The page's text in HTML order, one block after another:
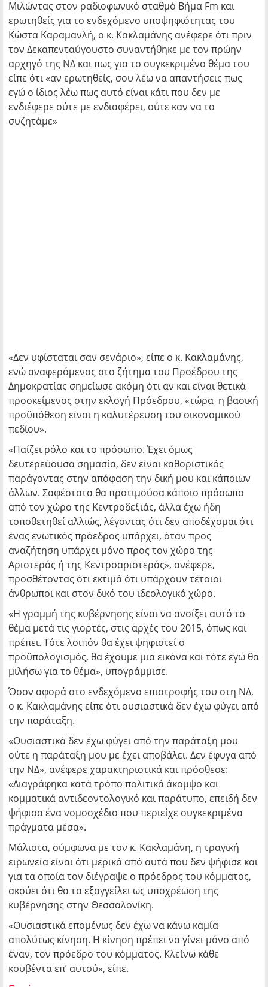
Μιλώντας στον ραδιοφωνικό σταθμό Βήμα Fm και
ερωτηθείς για το ενδεχόμενο υποψηφιότητας του
Κώστα Καραμανλή, ο κ. Κακλαμάνης ανέφερε ότι πριν
τον Δεκαπενταύγουστο συναντήθηκε με τον πρώην
αρχηγό της ΝΔ και πως για το συγκεκριμένο θέμα του
είπε ότι «αν ερωτηθείς, σου λέω να απαντήσεις πως
εγώ ο ίδιος λέω πως αυτό είναι κάτι που δεν με
ενδιέφερε ούτε με ενδιαφέρει, ούτε καν να το
συζητάμε»
«Δεν υφίσταται σαν σενάριο», είπε ο κ. Κακλαμάνης,
ενώ αναφερόμενος στο ζήτημα του Προέδρου της
Δημοκρατίας σημείωσε ακόμη ότι αν και είναι θετικά
προσκείμενος στην εκλογή Πρόεδρου, «τώρα η βασική
προϋπόθεση είναι η καλυτέρευση του οικονομικού
πεδίου».
«Παίζει ρόλο και το πρόσωπο. Έχει όμως
δευτερεύουσα σημασία, δεν είναι καθοριστικός
παράγοντας στην απόφαση την δική μου και κάποιων
άλλων. Σαφέστατα θα προτιμούσα κάποιο πρόσωπο
από τον χώρο της Κεντροδεξιάς, άλλα έχω ήδη
τοποθετηθεί αλλιώς, λέγοντας ότι δεν αποδέχομαι ότι
ένας ενωτικός πρόεδρος υπάρχει, όταν προς
αναζήτηση υπάρχει μόνο προς τον χώρο της
Αριστεράς ή της Κεντροαριστεράς», ανέφερε,
προσθέτοντας ότι εκτιμά ότι υπάρχουν τέτοιοι
άνθρωποι και στον δικό του ιδεολογικό χώρο.
«Η γραμμή της κυβέρνησης είναι να ανοίξει αυτό το
θέμα μετά τις γιορτές, στις αρχές του 2015, όπως και
πρέπει. Τότε λοιπόν θα έχει ψηφιστεί ο
προϋπολογισμός, θα έχουμε μια εικόνα και τότε εγώ θα
μιλήσω για το θέμα», υπογράμμισε.
Όσον αφορά στο ενδεχόμενο επιστροφής του στη ΝΔ,
ο κ. Κακλαμάνης είπε ότι ουσιαστικά δεν έχω φύγει από
την παράταξη.
«Ουσιαστικά δεν έχω φύγει από την παράταξη μου
ούτε η παράταξη μου με έχει αποβάλει. Δεν έφυγα από
την ΝΔ», ανέφερε χαρακτηριστικά και πρόσθεσε:
«Διαγράφηκα κατά τρόπο πολιτικά άκομψο και
κομματικά αντιδεοντολογικό και παράτυπο, επειδή δεν
ψήφισα ένα νομοσχέδιο που περιείχε συγκεκριμένα
πράγματα μέσα».
Μάλιστα, σύμφωνα με τον κ. Κακλαμάνη, η τραγική
ειρωνεία είναι ότι μερικά από αυτά που δεν ψήφισε και
για τα οποία τον διέγραψε ο πρόεδρος του κόμματος,
ακούει ότι θα τα εξαγγείλει ως υποχρέωση της
κυβέρνησης στην Θεσσαλονίκη.
«Ουσιαστικά επομένως δεν έχω να κάνω καμία
απολύτως κίνηση. Η κίνηση πρέπει να γίνει μόνο από
έναν, τον πρόεδρο του κόμματος. Κλείνω κάθε
κουβέντα επ’ αυτού», είπε.